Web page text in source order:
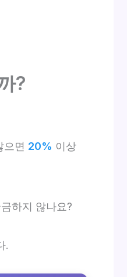
?
으면 20% 이상
하지 않나요?
.